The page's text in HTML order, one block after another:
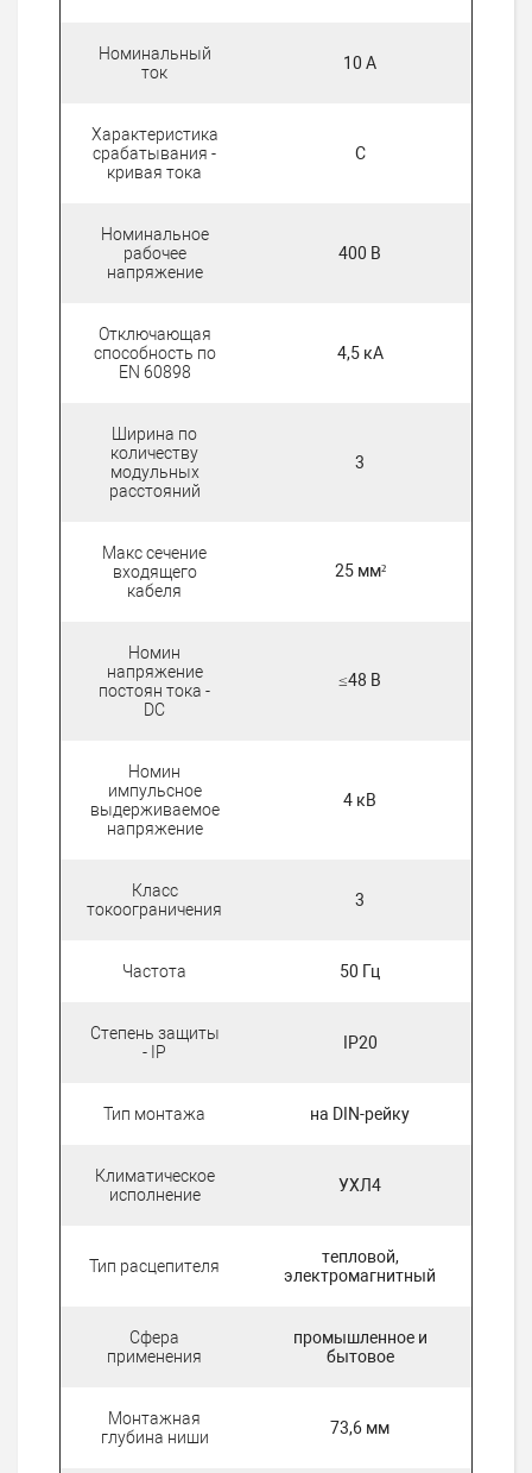
Номинальный
ток
10 А
Характеристика
срабатывания -
кривая тока
C
Номинальное
рабочее
напряжение
400 В
Отключающая
способность по
EN 60898
4,5 кА
Ширина по
количеству
модульных
расстояний
3
Макс сечение
входящего
кабеля
25 мм²
Номин
напряжение
постоян тока -
DC
≤48 В
Номин
импульсное
выдерживаемое
напряжение
4 кВ
Класс
токоограничения
3
Частота 50 Гц
Степень защиты
- IP
IP20
Тип монтажа на DIN-рейку
Климатическое
исполнение
УХЛ4
Тип расцепителя
тепловой,
электромагнитный
Сфера
применения
промышленное и
бытовое
Монтажная
глубина ниши
73,6 мм